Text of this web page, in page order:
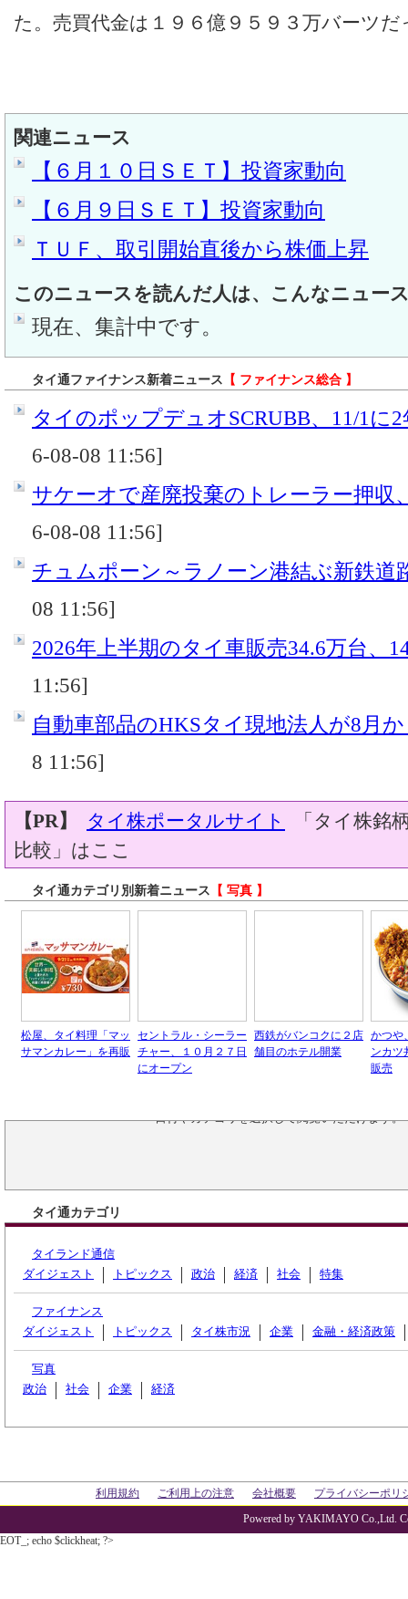
た。売買代金は１９６億９５９３万バーツだ
関連ニュース
【６月１０日ＳＥＴ】投資家動向
【６月９日ＳＥＴ】投資家動向
ＴＵＦ、取引開始直後から株価上昇
このニュースを読んだ人は、こんなニュー
現在、集計中です。
タイ通ファイナンス新着ニュース 【 ファイナンス総合 】
タイのポップデュオSCRUBB、11/1に
6-08-08 11:56]
サケーオで産廃投棄のトレーラー押収
6-08-08 11:56]
チュムポーン～ラノーン港結ぶ新鉄道
08 11:56]
2026年上半期のタイ車販売34.6万台、
11:56]
自動車部品のHKSタイ現地法人が8月
8 11:56]
【PR】 タイ株ポータルサイト
「タイ株銘
比較」はここ
タイ通カテゴリ別新着ニュース 【 写真 】
松屋、タイ料理「マッ
サマンカレー」を再販
セントラル・シーラー
チャー、１０月２７日
にオープン
西鉄がバンコクに２店
舗目のホテル開業
かつや
ンカツ
販売
日付やカテゴリを選択して閲覧いただけます。
タイ通カテゴリ
タイランド通信
ダイジェスト
トピックス 政治 経済 社会 特集
ファイナンス
ダイジェスト
トピックス タイ株市況 企業 金融・経済政策
写真
政治
社会 企業 経済
利用規約 ご利用上の注意 会社概要 プライバシーポリ
Powered by YAKIMAYO Co.,Ltd.
EOT_; echo $clickheat; ?>